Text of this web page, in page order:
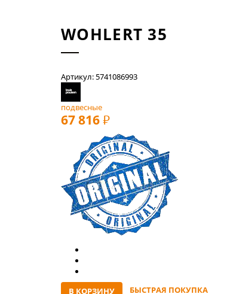
WOHLERT 35
Артикул: 5741086993
подвесные
67 816 РУБ
В КОРЗИНУ БЫСТРАЯ ПОКУПКА